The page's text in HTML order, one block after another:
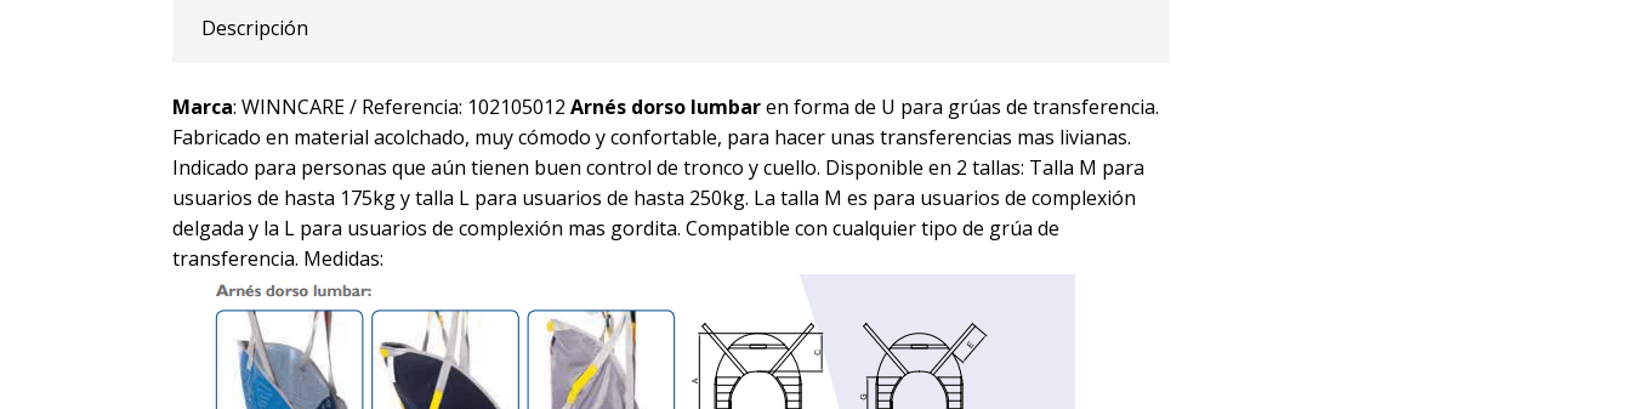
Descripción
Marca: WINNCARE / Referencia: 102105012 Arnés dorso lumbaren forma de U para grúas de transferencia.
Fabricado en material acolchado, muy cómodo y confortable, para hacer unas transferencias mas livianas.
Indicado para personas que aún tienen buen control de tronco y cuello. Disponible en 2 tallas: Talla M para
usuarios de hasta 175kg y talla L para usuarios de hasta 250kg. La talla M es para usuarios de complexión
delgada y la L para usuarios de complexión mas gordita. Compatible con cualquier tipo de grúa de
transferencia. Medidas: